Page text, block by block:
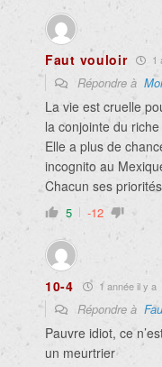
Faut vouloir 1
Répondre à
La vie est cruelle
la conjointe du
Elle a plus de
incognito au
Chacun ses priorités
5 -12
10-4 1 année il y a
Répondre à
Pauvre idiot, ce
un meurtrier